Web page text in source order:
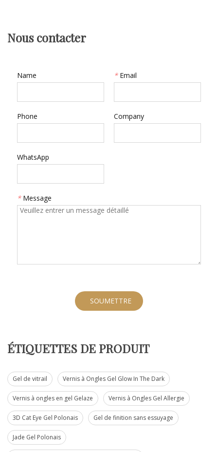
Nous contacter
Name * Email
Phone Company
WhatsApp
* Message
SOUMETTRE
ÉTIQUETTES DE PRODUIT
Gel de vitrail Vernis à Ongles Gel Glow In The Dark
Vernis à ongles en gel Gelaze Vernis à Ongles Gel Allergie
3D Cat Eye Gel Polonais Gel de finition sans essuyage
Jade Gel Polonais